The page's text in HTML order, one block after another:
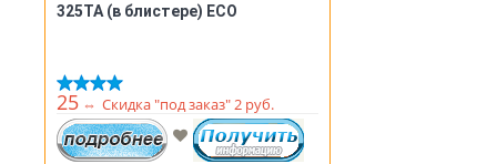
325TA (в блистере) ECO
25 ⇔ Скидка "под заказ" 2 руб.